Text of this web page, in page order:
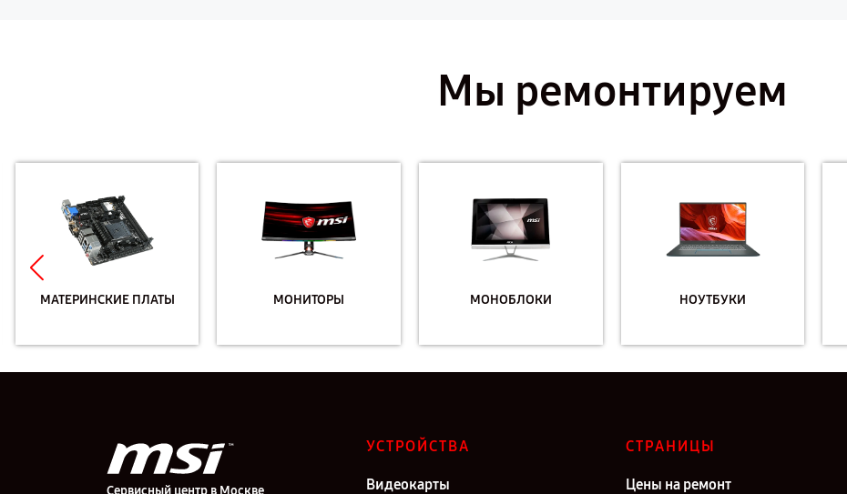
Мы ремонтируем
МАТЕРИНСКИЕ ПЛАТЫ МОНИТОРЫ МОНОБЛОКИ НОУТБУКИ
Сервисный центр в Москве
УСТРОЙСТВА
Видеокарты
СТРАНИЦЫ
Цены на ремонт